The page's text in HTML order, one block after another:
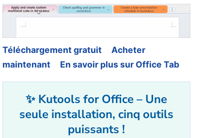
Téléchargement gratuit
Acheter
maintenant
En savoir plus sur Office Tab
✨ Kutools for Office – Une
seule installation, cinq outils
puissants !